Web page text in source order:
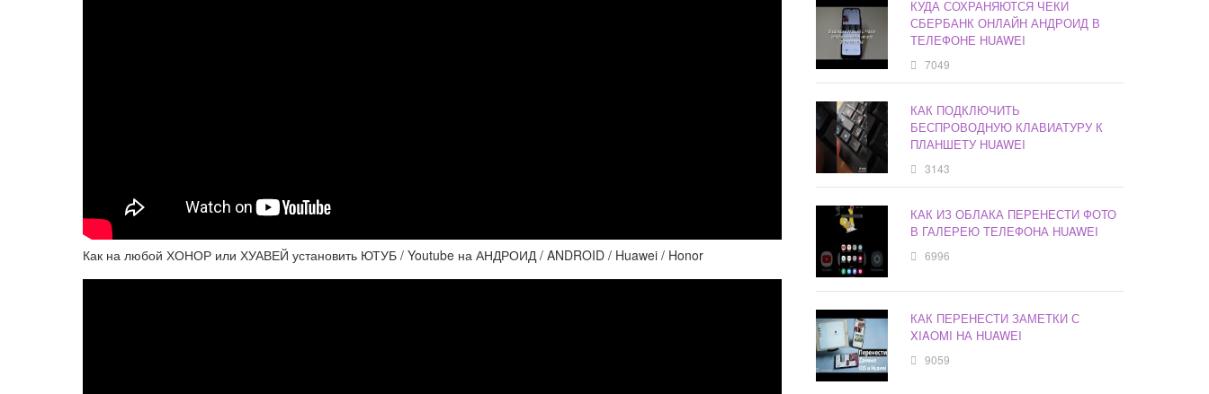
Как на любой ХОНОР или ХУАВЕЙ установить ЮТУБ / Youtube на АНДРОИД / ANDROID / Huawei / Honor
КУДА СОХРАНЯЮТСЯ ЧЕКИ
СБЕРБАНК ОНЛАЙН АНДРОИД В
ТЕЛЕФОНЕ HUAWEI
7049
КАК ПОДКЛЮЧИТЬ
БЕСПРОВОДНУЮ КЛАВИАТУРУ К
ПЛАНШЕТУ HUAWEI
3143
КАК ИЗ ОБЛАКА ПЕРЕНЕСТИ ФОТО
В ГАЛЕРЕЮ ТЕЛЕФОНА HUAWEI
6996
КАК ПЕРЕНЕСТИ ЗАМЕТКИ С
XIAOMI НА HUAWEI
9059